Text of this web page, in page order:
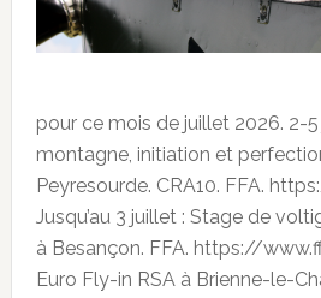
pour ce mois de juillet 2026. 2-5
montagne, initiation et
Peyresourde. CRA10. FFA.
Jusqu’au 3 juillet : Stage de
à Besançon. FFA. https://
Euro Fly-in RSA à Brienne-le-